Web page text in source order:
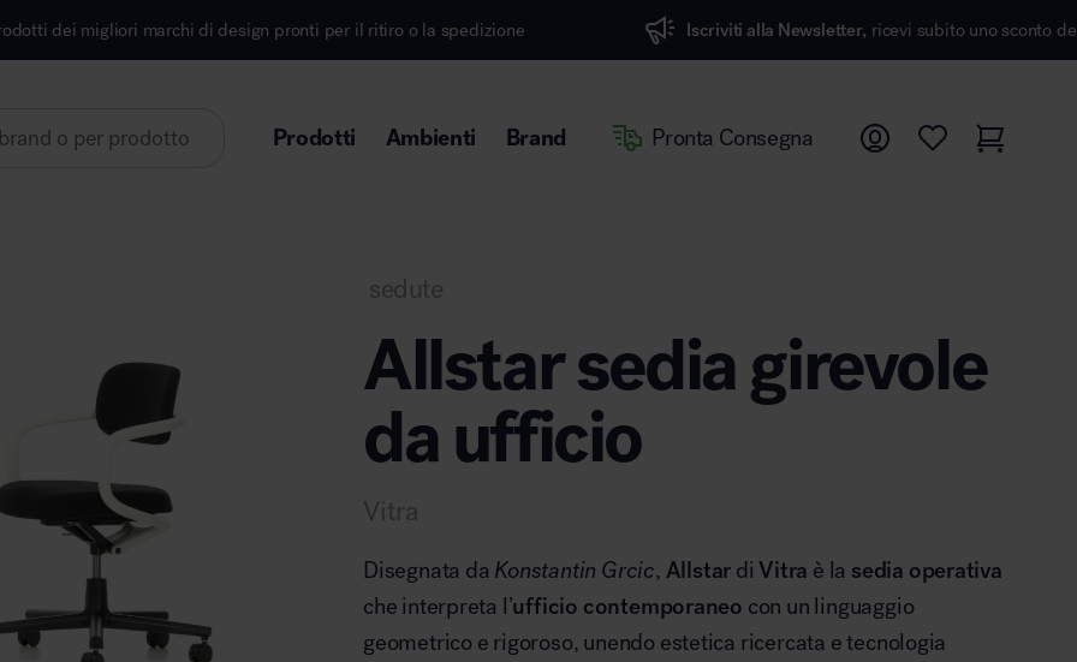
di design pronti per il ritiro o la spedizione Iscriviti alla Newsletter, ricevi subito uno sconto del 7%
Prodotti Ambienti Brand Pronta Consegna
Area direzionale
Arredo area reception
sedute
Allstar sedia girevole
da ufficio
Vitra
Disegnata da Konstantin Grcic, Allstar diVitra è la sedia operativa
che interpreta l’ufficio contemporaneo con un linguaggio
geometrico e rigoroso, unendo estetica ricercata e tecnologia